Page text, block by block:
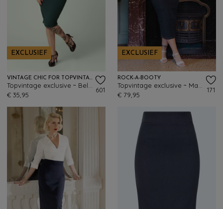
EXCLUSIEF
VINTAGE CHIC FOR TOPVINTAGE
€ 35,95
601
EXCLUSIEF
ROCK-A-BOOTY
€ 79,95
171